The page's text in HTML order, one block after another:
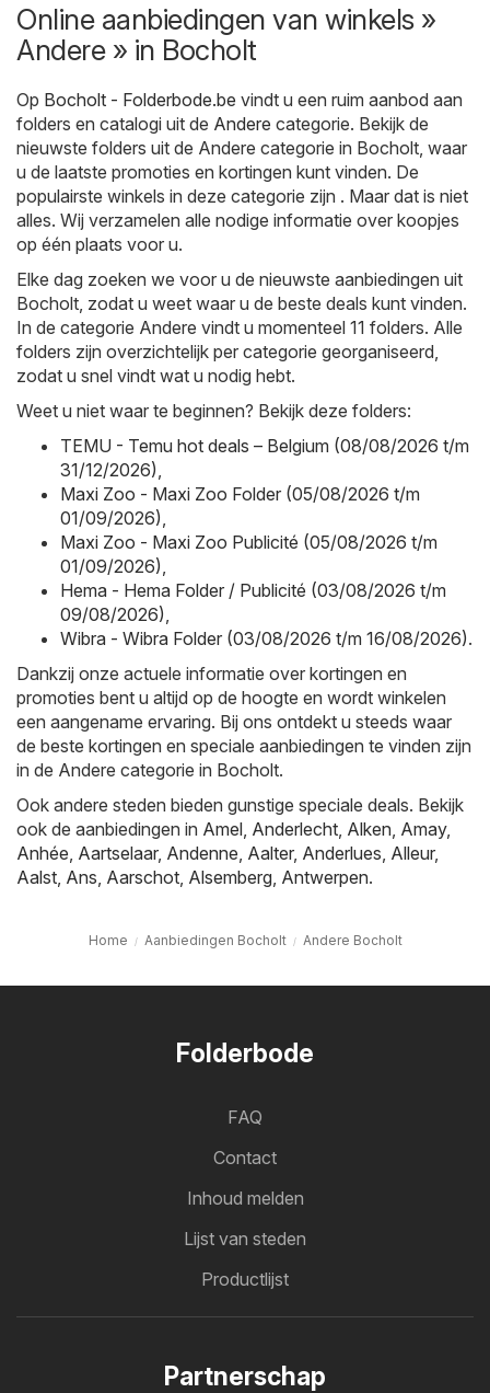
Online aanbiedingen van winkels »
Andere » in Bocholt
Op Bocholt - Folderbode.be vindt u een ruim aanbod aan
folders en catalogi uit de Andere categorie. Bekijk de
nieuwste folders uit de Andere categorie in Bocholt, waar
u de laatste promoties en kortingen kunt vinden. De
populairste winkels in deze categorie zijn . Maar dat is niet
alles. Wij verzamelen alle nodige informatie over koopjes
op één plaats voor u.
Elke dag zoeken we voor u de nieuwste aanbiedingen uit
Bocholt, zodat u weet waar u de beste deals kunt vinden.
In de categorie Andere vindt u momenteel 11 folders. Alle
folders zijn overzichtelijk per categorie georganiseerd,
zodat u snel vindt wat u nodig hebt.
Weet u niet waar te beginnen? Bekijk deze folders:
TEMU - Temu hot deals – Belgium (08/08/2026 t/m
31/12/2026)
Maxi Zoo - Maxi Zoo Folder (05/08/2026 t/m
01/09/2026)
Maxi Zoo - Maxi Zoo Publicité (05/08/2026 t/m
01/09/2026)
Hema - Hema Folder / Publicité (03/08/2026 t/m
09/08/2026)
Wibra - Wibra Folder (03/08/2026 t/m 16/08/2026).
Dankzij onze actuele informatie over kortingen en
promoties bent u altijd op de hoogte en wordt winkelen
een aangename ervaring. Bij ons ontdekt u steeds waar
de beste kortingen en speciale aanbiedingen te vinden zijn
in de Andere categorie in Bocholt.
Ook andere steden bieden gunstige speciale deals. Bekijk
ook de aanbiedingen in Amel Anderlecht Alken Amay,
Anhée Aartselaar, Andenne Aalter, Anderlues Alleur,
Aalst Ans Aarschot Alsemberg Antwerpen.
Home Aanbiedingen Bocholt Andere Bocholt
Folderbode
FAQ
Contact
Inhoud melden
Lijst van steden
Productlijst
Partnerschap